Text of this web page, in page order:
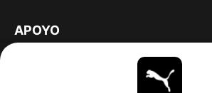
APOYO